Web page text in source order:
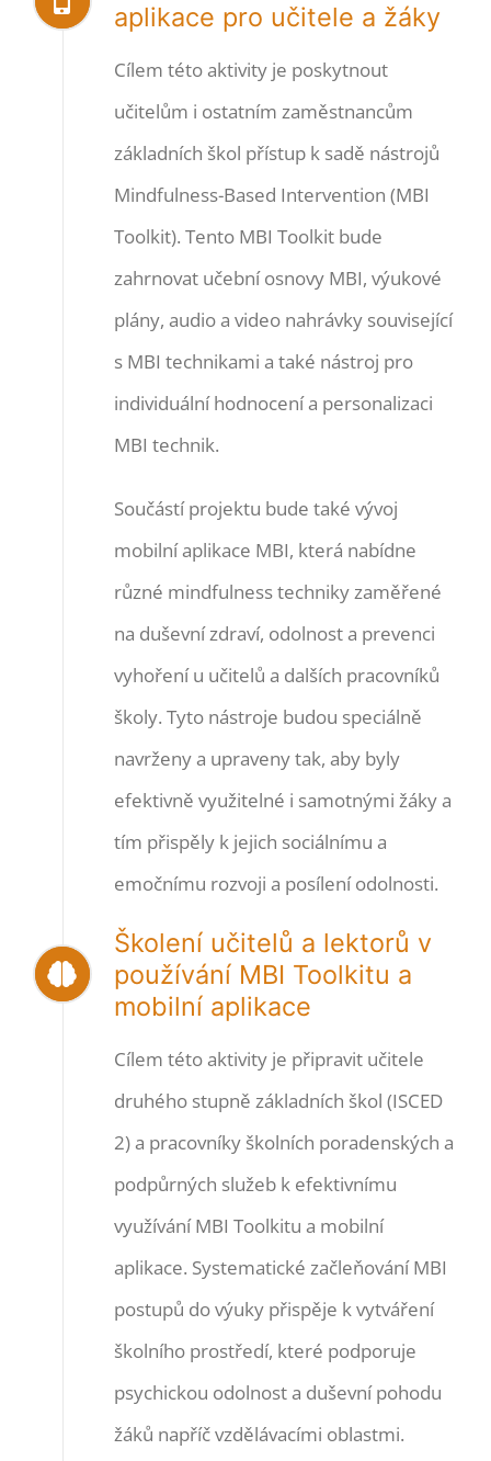
aplikace pro učitele a žáky
Cílem této aktivity je poskytnout
učitelům i ostatním zaměstnancům
základních škol přístup k sadě nástrojů
Mindfulness-Based Intervention (MBI
Toolkit). Tento MBI Toolkit bude
zahrnovat učební osnovy MBI, výukové
plány, audio a video nahrávky související
s MBI technikami a také nástroj pro
individuální hodnocení a personalizaci
MBI technik.
Součástí projektu bude také vývoj
mobilní aplikace MBI, která nabídne
různé mindfulness techniky zaměřené
na duševní zdraví, odolnost a prevenci
vyhoření u učitelů a dalších pracovníků
školy. Tyto nástroje budou speciálně
navrženy a upraveny tak, aby byly
efektivně využitelné i samotnými žáky a
tím přispěly k jejich sociálnímu a
emočnímu rozvoji a posílení odolnosti.
Školení učitelů a lektorů v
používání MBI Toolkitu a
mobilní aplikace
Cílem této aktivity je připravit učitele
druhého stupně základních škol (ISCED
2) a pracovníky školních poradenských a
podpůrných služeb k efektivnímu
využívání MBI Toolkitu a mobilní
aplikace. Systematické začleňování MBI
postupů do výuky přispěje k vytváření
školního prostředí, které podporuje
psychickou odolnost a duševní pohodu
žáků napříč vzdělávacími oblastmi.